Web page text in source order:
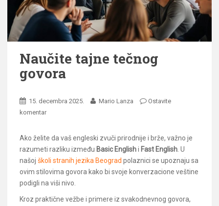
Naučite tajne tečnog
govora
15. decembra 2025. Mario Lanza
Ostavite
komentar
Ako želite da vaš engleski zvuči prirodnije i brže, važno je
razumeti razliku između Basic Englishi Fast English . U
našoj školi stranih jezika Beograd polaznici se upoznaju sa
ovim stilovima govora kako bi svoje konverzacione veštine
podigli na viši nivo.
Kroz praktične vežbe i primere iz svakodnevnog govora,